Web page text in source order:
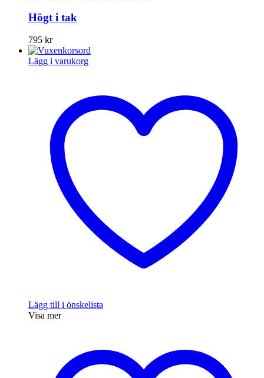
Högt i tak
795 kr
Lägg i varukorg
Lägg till i önskelista
Visa mer